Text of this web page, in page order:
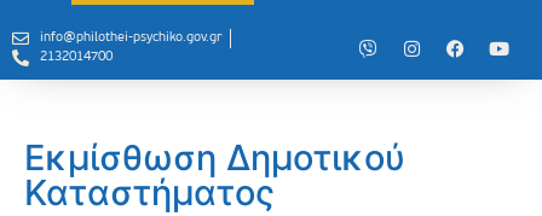
info@philothei-psychiko.gov.gr
2132014700
Εκμίσθωση Δημοτικού
Καταστήματος